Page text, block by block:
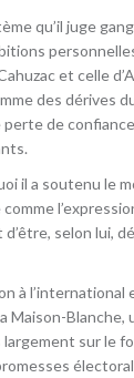
qu’il juge
et celle
des dérives
de
il a soutenu le
selon lui,
à l’international
Maison-Blanche,
largement sur le